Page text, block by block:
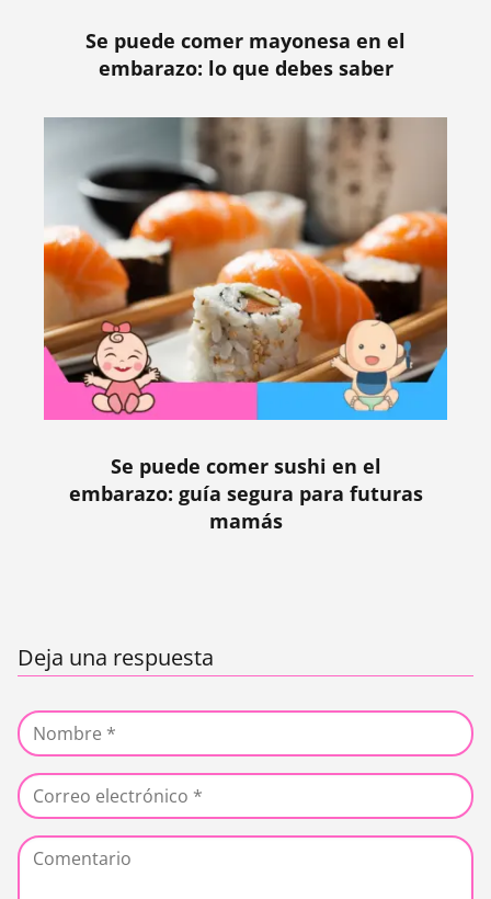
Se puede comer mayonesa en el
embarazo: lo que debes saber
Se puede comer sushi en el
embarazo: guía segura para futuras
mamás
Deja una respuesta